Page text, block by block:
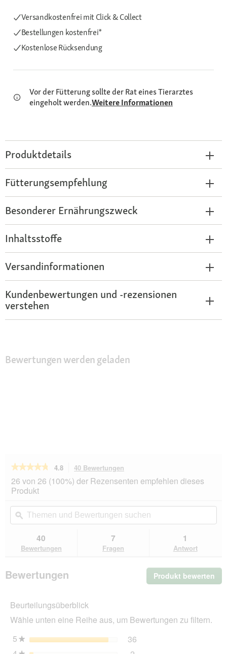
Versandkostenfrei mit Click & Collect
Bestellungen kostenfrei*
Kostenlose Rücksendung
Vor der Fütterung sollte der Rat eines Tierarztes
eingeholt werden.Weitere Informationen
Produktdetails
Fütterungsempfehlung
Besonderer Ernährungszweck
Inhaltsstoffe
Versandinformationen
Kundenbewertungen und -rezensionen
verstehen
Bewertungen werden geladen
★★★★★
★★★★★
von
5
lesen
für
Prescription
Diet
i/d
mit
und
4.8 40 Bewertungen
dieser
Aktion
du
zu
den
26 von 26 (100%) der Rezensenten empfehlen dieses
Produkt
Themen
und
Bewertungen
ϙ
40
Bewertungen
7
Fragen
1
Antwort
Bewertungen Produkt bewerten
Mit
Beurteilungsüberblick
Wähle unten eine Reihe aus, um Bewertungen zu filtern.
5★ Sterne 36